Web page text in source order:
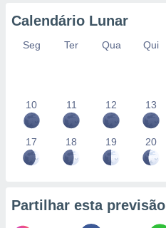
Calendário Lunar
Seg Ter Qua Qui
10 11 12 13
17 18 19 20
Partilhar esta previsão